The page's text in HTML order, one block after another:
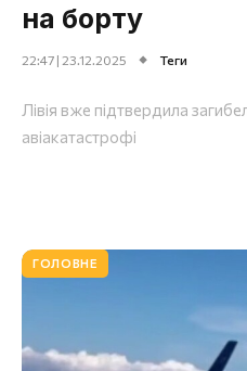
на борту
22:47 | 23.12.2025 Теги
Лівія вже підтвердила
авіакатастрофі
ГОЛОВНЕ